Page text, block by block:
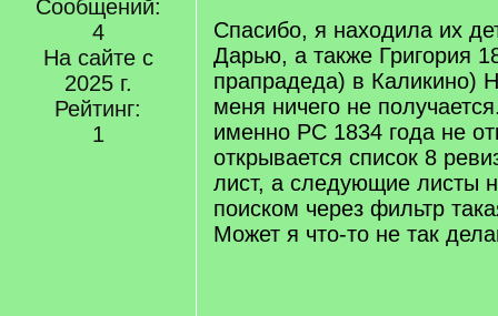
Сообщений:
4
На сайте с
2025 г.
Рейтинг:
1
Спасибо, я находила их
Дарью, а также Григория
прапрадеда) в Каликино)
меня ничего не
именно РС 1834 года не
открывается список 8
лист, а следующие листы
поиском через фильтр
Может я что-то не так